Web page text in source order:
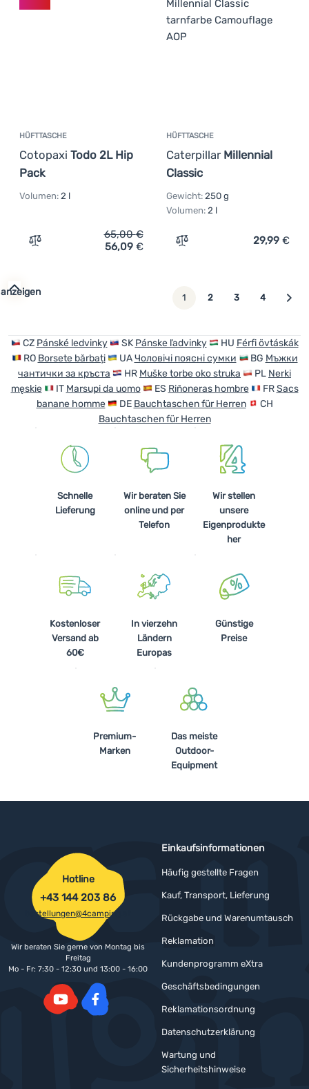
HÜFTTASCHE
Cotopaxi Todo 2L Hip
Pack
Volumen: 2 l
Zum Vergleich 'Hüfttasche Cotopaxi Todo 2L Hip Pack'
65,00€
56,09 €
HÜFTTASCHE
Caterpillar Millennial
Classic
Gewicht: 250 g
Volumen: 2 l
Zum Vergleich
29,99 €
1 2 3 4 weiter
CZ Pánské ledvinky SK Pánske ľadvinky HU Férfi övtáskák
RO Borsete bărbați UAЧоловічі поясні сумки BG Мъжки
чантички за кръста
HR Muške torbe oko struka PL Nerki
męskie
IT Marsupi da uomo ES Riñoneras hombre FRSacs
banane homme
DE Bauchtaschen für Herren
CH
Bauchtaschen für Herren
Schnelle
Lieferung
Wir beraten Sie
online und per
Telefon
Wir stellen
unsere
Eigenprodukte
her
Kostenloser
Versand ab
60€
In vierzehn
Ländern
Europas
Günstige
Preise
Premium-
Marken
Das meiste
Outdoor-
Equipment
Einkaufsinformationen
Häufig gestellte Fragen
Kauf, Transport, Lieferung
Rückgabe und Warenumtausch
Reklamation
Kundenprogramm eXtra
Geschäftsbedingungen
Reklamationsordnung
Datenschutzerklärung
Wartung und
Sicherheitshinweise
Hotline
+43 144 203 86
bestellungen@4camping.at
Wir beraten Sie gerne von Montag bis
Freitag
Mo - Fr: 7:30 - 12:30 und 13:00 - 16:00